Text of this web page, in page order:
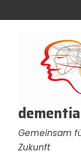
Gemeinsam
Zukunft